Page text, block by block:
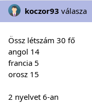
koczor93 válasza
Össz létszám 30 fő
angol 14
francia 5
orosz 15
2 nyelvet 6-an